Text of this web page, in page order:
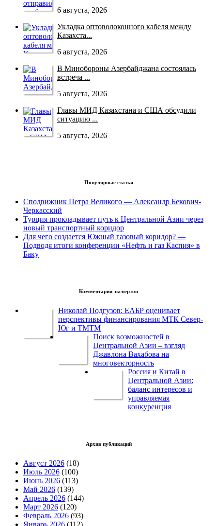
6 августа, 2026
Укладка оптоволоконного кабеля между
Казахста...
6 августа, 2026
В Минобороны Азербайджана состоялась
встреча ...
5 августа, 2026
Главы МИД Казахстана и США обсудили
ситуацию ...
5 августа, 2026
Популярные статьи
Сподвижник Петра Великого — Александр Бекович-
Черкасский
Турция прокладывает путь к Центральной Азии через
новый транспортный коридор
Для чего создается Южный газовый коридор? —
Подводя итоги конференции «Нефть и газ Каспия» в
Баку
Комментарии экспертов
Николай Подгузов: ЕАБР оценивает
перспективы финансирования МТК Север-
Юг и ТМТМ
Поиск возможностей в
Центральной Азии – взгляд
Джавлона Вахабова на
многовекторность
Россия и Китай в
Центральной Азии:
баланс интересов и
управляемая
конкуренция
Архив публикаций
Август 2026 (18)
Июль 2026 (100)
Июнь 2026 (113)
Май 2026 (139)
Апрель 2026 (144)
Март 2026 (120)
Февраль 2026 (93)